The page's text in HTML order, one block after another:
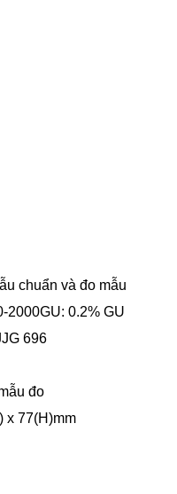
chuẩn và đo mẫu
2000GU: 0.2% GU
696
đo
x 77(H)mm